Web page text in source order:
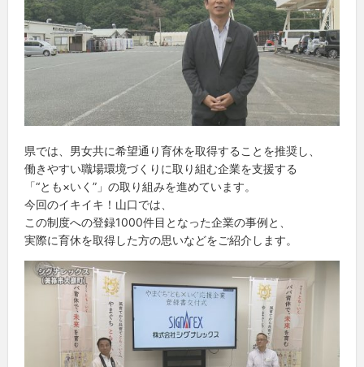
県では、男女共に希望通り育休を取得することを推奨し、
働きやすい職場環境づくりに取り組む企業を支援する
「“とも×いく”」の取り組みを進めています。
今回のイキイキ！山口では、
この制度への登録1000件目となった企業の事例と、
実際に育休を取得した方の思いなどをご紹介します。